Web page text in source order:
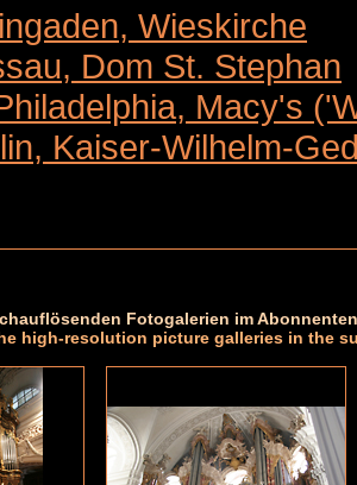
Wieskirche
Dom St. Stephan
Macy's
Kaiser-Wilhelm-
Fotogalerien im
high-resolution picture galleries in the